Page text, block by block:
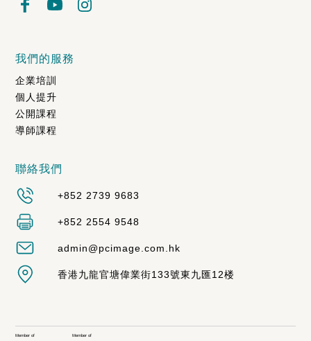
我們的服務
企業培訓
個人提升
公開課程
導師課程
聯絡我們
+852 2739 9683
+852 2554 9548
admin@pcimage.com.hk
香港九龍官塘偉業街133號東九匯12楼
Member of Member of